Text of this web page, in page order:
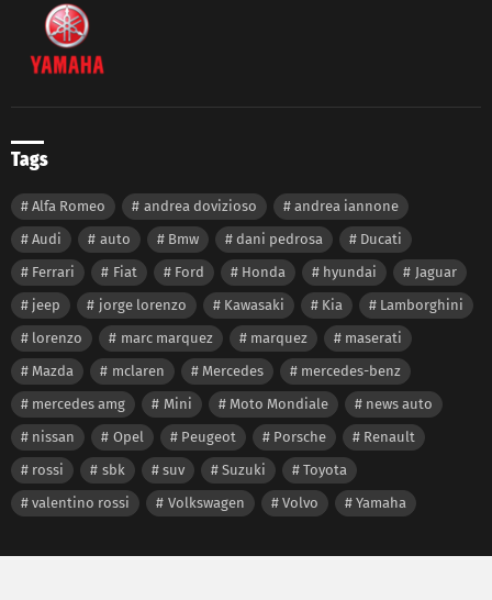
Tags
Alfa Romeo andrea dovizioso
andrea iannone
Audi
auto Bmw dani pedrosa
Ducati
Ferrari
Fiat Ford Honda hyundai
Jaguar
jeep
jorge lorenzo Kawasaki Kia
Lamborghini
lorenzo
marc marquez marquez
maserati
Mazda
mclaren Mercedes
mercedes-benz
mercedes amg
Mini Moto Mondiale
news auto
nissan
Opel Peugeot Porsche
Renault
rossi
sbk suv Suzuki
Toyota
valentino rossi
Volkswagen Volvo Yamaha